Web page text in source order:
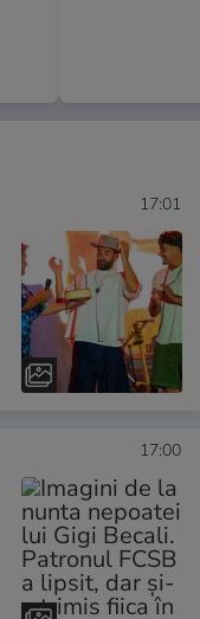
17:01
17:00